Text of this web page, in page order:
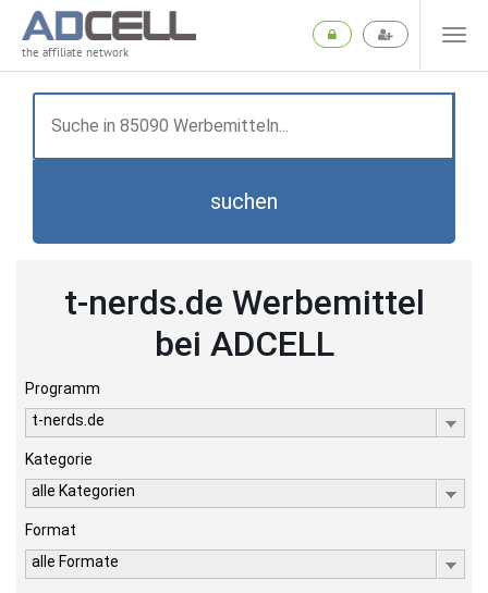
the affiliate network
suchen
t-nerds.de Werbemittel
bei ADCELL
Programm
t-nerds.de
Kategorie
alle Kategorien
Format
alle Formate